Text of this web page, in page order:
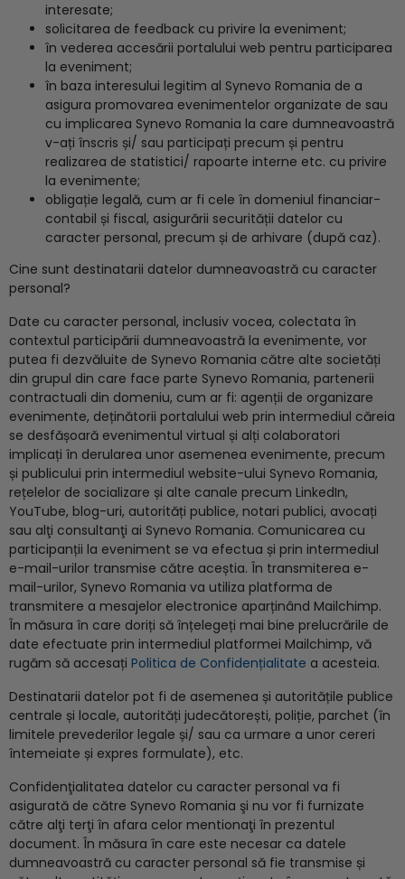
interesate;
solicitarea de feedback cu privire la eveniment;
în vederea accesării portalului web pentru participarea
la eveniment;
în baza interesului legitim al Synevo Romania de a
asigura promovarea evenimentelor organizate de sau
cu implicarea Synevo Romania la care dumneavoastră
v-ați înscris și/ sau participați precum și pentru
realizarea de statistici/ rapoarte interne etc. cu privire
la evenimente;
obligație legală, cum ar fi cele în domeniul financiar-
contabil și fiscal, asigurării securității datelor cu
caracter personal, precum și de arhivare (după caz).
Cine sunt destinatarii datelor dumneavoastră cu caracter
personal?
Date cu caracter personal, inclusiv vocea, colectata în
contextul participării dumneavoastră la evenimente, vor
putea fi dezvăluite de Synevo Romania către alte societăți
din grupul din care face parte Synevo Romania, partenerii
contractuali din domeniu, cum ar fi: agenții de organizare
evenimente, deținătorii portalului web prin intermediul căreia
se desfășoară evenimentul virtual și alți colaboratori
implicați în derularea unor asemenea evenimente, precum
și publicului prin intermediul website-ului Synevo Romania,
rețelelor de socializare și alte canale precum LinkedIn,
YouTube, blog-uri, autorități publice, notari publici, avocați
sau alţi consultanţi ai Synevo Romania. Comunicarea cu
participanții la eveniment se va efectua și prin intermediul
e-mail-urilor transmise către aceștia. În transmiterea e-
mail-urilor, Synevo Romania va utiliza platforma de
transmitere a mesajelor electronice aparținând Mailchimp.
În măsura în care doriți să înțelegeți mai bine prelucrările de
date efectuate prin intermediul platformei Mailchimp, vă
rugăm să accesați Politica de Confidențialitate a acesteia.
Destinatarii datelor pot fi de asemenea și autoritățile publice
centrale și locale, autorități judecătorești, poliție, parchet (în
limitele prevederilor legale și/ sau ca urmare a unor cereri
întemeiate și expres formulate), etc.
Confidenţialitatea datelor cu caracter personal va fi
asigurată de către Synevo Romania şi nu vor fi furnizate
către alţi terţi în afara celor mentionaţi în prezentul
document. În măsura în care este necesar ca datele
dumneavoastră cu caracter personal să fie transmise și